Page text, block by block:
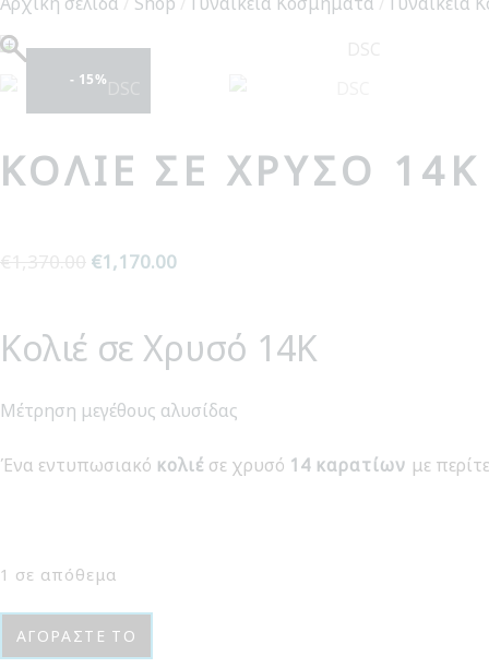
- 15%
ΚΟΛΙΈ ΣΕ ΧΡΥΣΌ 14Κ
Original
€1,370.00.
€1,170.00
είναι:
Κολιέ σε Χρυσό 14Κ
Μέτρηση μεγέθους αλυσίδας
Ένα εντυπωσιακό κολιέ σε χρυσό 14 καρατίων με
1 σε απόθεμα
Κολιέ
σε
ΑΓΟΡΆΣΤΕ ΤΟ